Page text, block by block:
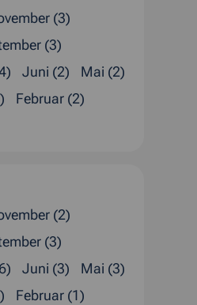
(3)
(3)
Juni (2)
Mai (2)
Februar (2)
(2)
(3)
Juni (3)
Mai (3)
Februar (1)